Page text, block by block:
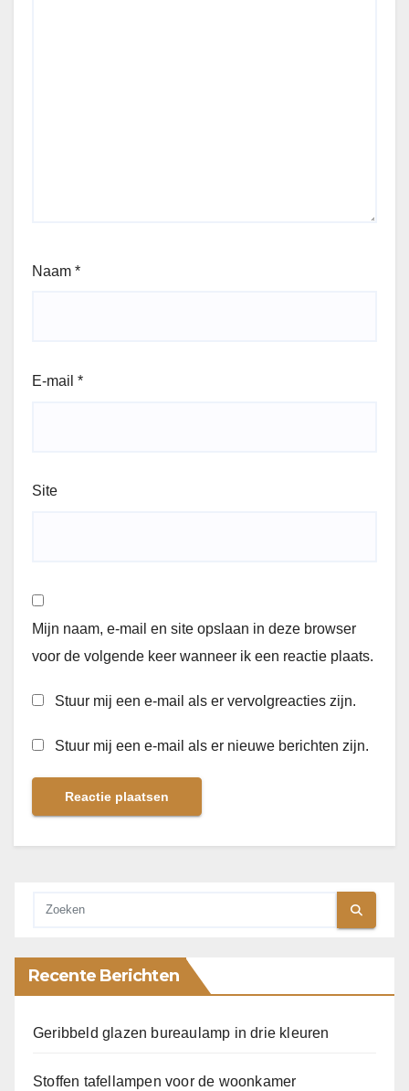
Naam *
E-mail *
Site
Mijn naam, e-mail en site opslaan in deze browser
voor de volgende keer wanneer ik een reactie plaats.
Stuur mij een e-mail als er vervolgreacties zijn.
Stuur mij een e-mail als er nieuwe berichten zijn.
Recente Berichten
Geribbeld glazen bureaulamp in drie kleuren
Stoffen tafellampen voor de woonkamer